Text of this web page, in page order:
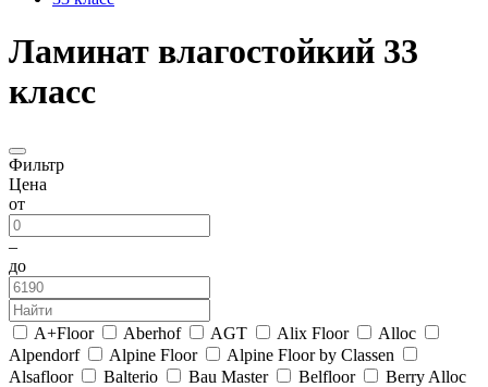
Ламинат влагостойкий 33
класс
Фильтр
Цена
от
–
до
A+Floor Aberhof AGT Alix Floor
Alloc
Alpendorf
Alpine Floor
Alpine Floor by Classen
Alsafloor
Balterio Bau Master Belfloor
Berry Alloc